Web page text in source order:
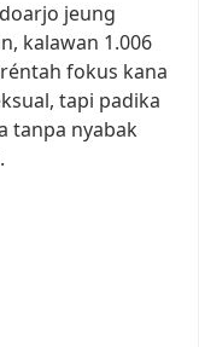
jeung
kalawan 1.006
fokus kana
tapi padika
tanpa nyabak